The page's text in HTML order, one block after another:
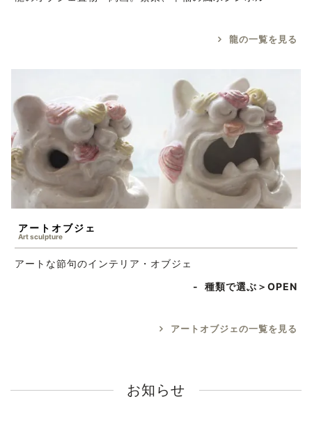
龍の一覧を見る
アートオブジェ
Art sculpture
アートな節句のインテリア・オブジェ
種類で選ぶ＞
アートオブジェの一覧を見る
お知らせ